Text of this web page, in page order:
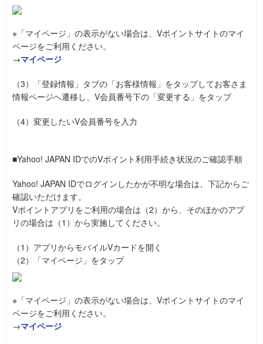
※「マイページ」の表示がない場合は、Vポイントサイトのマイ
ページをご利用ください。
→マイページ
（3）「登録情報」タブの「お客様情報」をタップしてお客さま
情報ページへ遷移し、V会員番号下の「変更する」をタップ
（4）変更したいV会員番号を入力
■Yahoo! JAPAN IDでのVポイント利用手続き状況のご確認手順
Yahoo! JAPAN IDでログインしたかが不明な場合は、下記からご
確認いただけます。
Vポイントアプリをご利用の場合は（2）から、そのほかのアプ
リの場合は（1）から実施してください。
（1）アプリからモバイルVカードを開く
（2）「マイページ」をタップ
※「マイページ」の表示がない場合は、Vポイントサイトのマイ
ページをご利用ください。
→マイページ